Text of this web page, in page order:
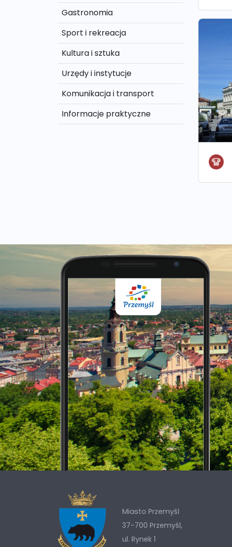
Gastronomia
Sport i rekreacja
Kultura i sztuka
Urzędy i instytucje
Komunikacja i transport
Informacje praktyczne
Miasto Przemyśl
37-700 Przemyśl,
ul. Rynek 1